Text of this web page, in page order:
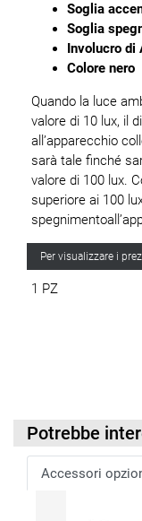
Soglia
Soglia
Involucro di
Colore nero
Quando la luce
valore di 10 lux, il
all’apparecchio
sarà tale finché
valore di 100 lux.
superiore ai 100
Per visualizzare i
1 PZ
Potrebbe
Accessori